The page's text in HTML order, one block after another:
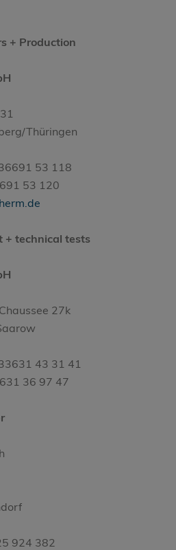
+ Production
Thüringen
53 118
53 120
+ technical tests
27k
43 31 41
36 97 47
924 382